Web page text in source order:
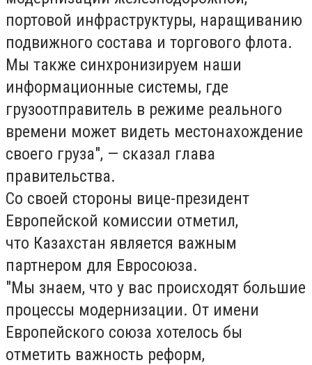
портовой инфраструктуры, наращиванию
подвижного состава и торгового флота.
Мы также синхронизируем наши
информационные системы, где
грузоотправитель в режиме реального
времени может видеть местонахождение
своего груза", — сказал глава
правительства.
Со своей стороны вице-президент
Европейской комиссии отметил,
что Казахстан является важным
партнером для Евросоюза.
"Мы знаем, что у вас происходят большие
процессы модернизации. От имени
Европейского союза хотелось бы
отметить важность реформ,